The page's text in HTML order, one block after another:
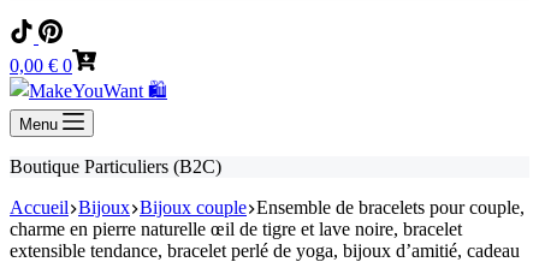
Panier
d’achat
0,00 € 0
Menu
Boutique Particuliers (B2C)
Accueil Bijoux Bijoux couple Ensemble de bracelets pour couple,
charme en pierre naturelle œil de tigre et lave noire, bracelet
extensible tendance, bracelet perlé de yoga, bijoux d’amitié, cadeau